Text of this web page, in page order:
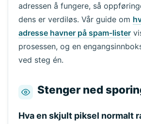
Venter på innkommende
Oppdater
adressen å fungere, så
dens er verdiløs. Vår guide om
adresse havner på spam-lister
prosessen, og en
ved steg én.
Stenger ned
Hva en skjult piksel normalt